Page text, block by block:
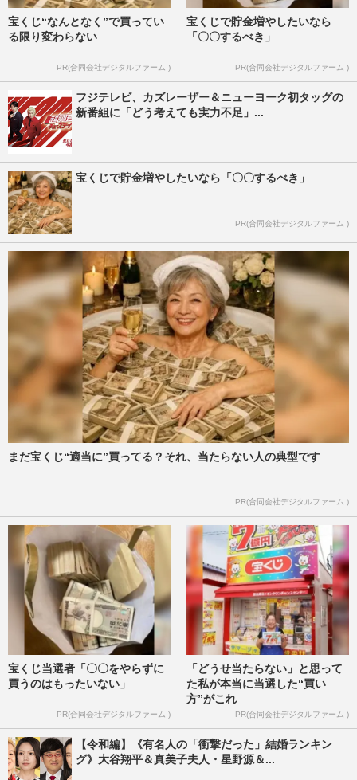
宝くじ“なんとなく”で買ってい
る限り変わらない
PR(合同会社デジタルファーム )
宝くじで貯金増やしたいなら
「〇〇するべき」
PR(合同会社デジタルファーム )
フジテレビ、カズレーザー＆ニューヨーク初タッグの
新番組に「どう考えても実力不足」...
宝くじで貯金増やしたいなら「〇〇するべき」
PR(合同会社デジタルファーム )
まだ宝くじ“適当に”買ってる？それ、当たらない人の典型です
PR(合同会社デジタルファーム )
宝くじ当選者「〇〇をやらずに
買うのはもったいない」
PR(合同会社デジタルファーム )
「どうせ当たらない」と思って
た私が本当に当選した“買い
方”がこれ
PR(合同会社デジタルファーム )
【令和編】《有名人の「衝撃だった」結婚ランキン
グ》大谷翔平＆真美子夫人・星野源＆...